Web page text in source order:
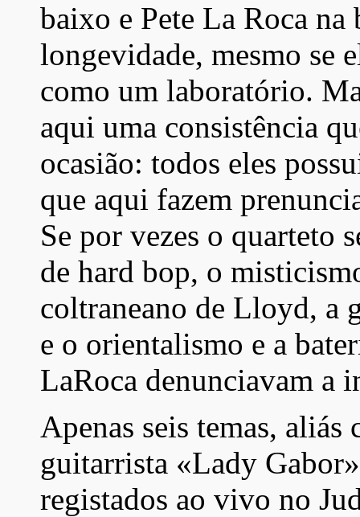
baixo e Pete La Roca
longevidade, mesmo se
como um laboratório.
aqui uma consistência
ocasião: todos eles
que aqui fazem
Se por vezes o quarteto
de hard bop, o
coltraneano de Lloyd, a
e o orientalismo e a
LaRoca denunciavam a
Apenas seis temas,
guitarrista «Lady
registados ao vivo no